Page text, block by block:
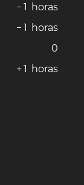
− 1 horas
− 1 horas
0
+ 1 horas